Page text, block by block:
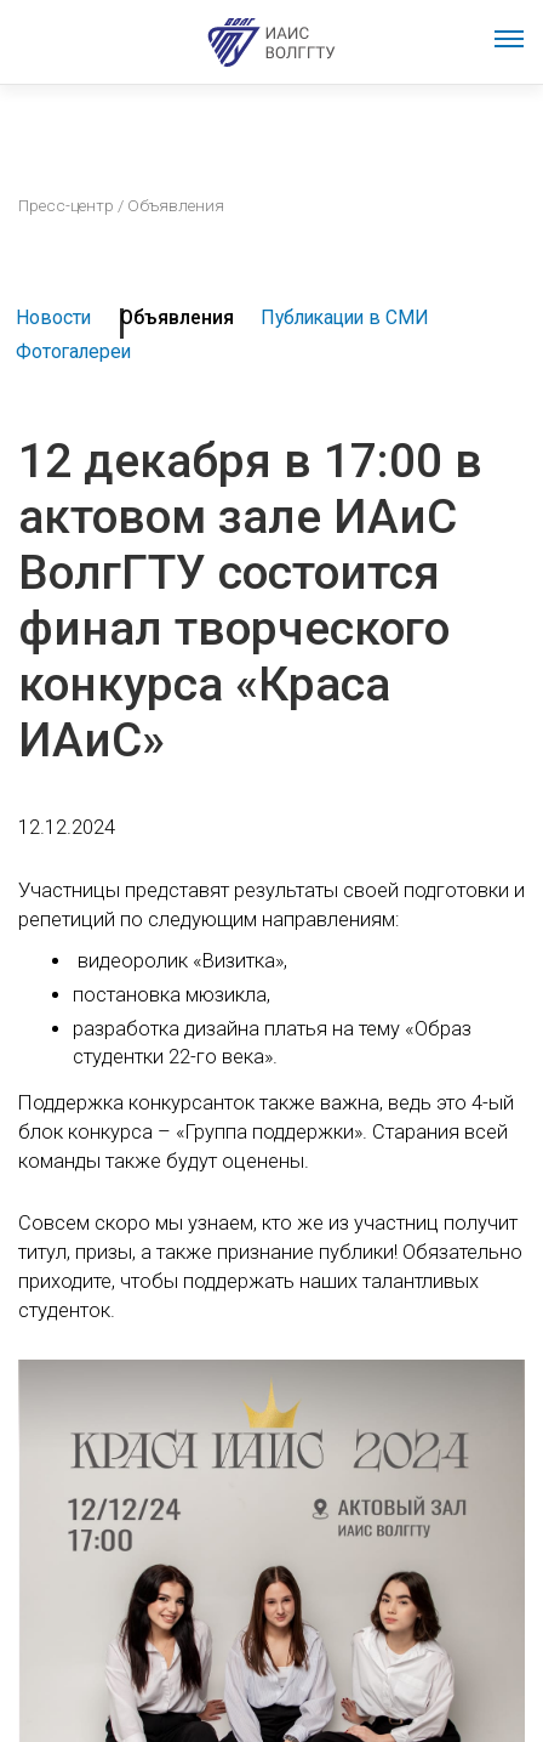
Пресс-центр / Объявления
Новости Объявления
Публикации в СМИ
Фотогалереи
12 декабря в 17:00 в
актовом зале ИАиС
ВолгГТУ состоится
финал творческого
конкурса «Краса
ИАиС»
12.12.2024
Участницы представят результаты своей подготовки и
репетиций по следующим направлениям:
видеоролик «Визитка»,
постановка мюзикла,
разработка дизайна платья на тему «Образ
студентки 22-го века».
Поддержка конкурсанток также важна, ведь это 4-ый
блок конкурса – «Группа поддержки». Старания всей
команды также будут оценены.
Совсем скоро мы узнаем, кто же из участниц получит
титул, призы, а также признание публики! Обязательно
приходите, чтобы поддержать наших талантливых
студенток.